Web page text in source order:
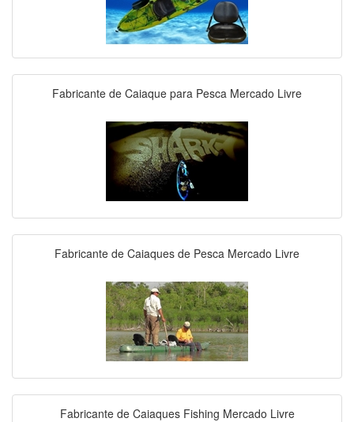
Fabricante de Caiaque para Pesca Mercado Livre
Fabricante de Caiaques de Pesca Mercado Livre
Fabricante de Caiaques Fishing Mercado Livre